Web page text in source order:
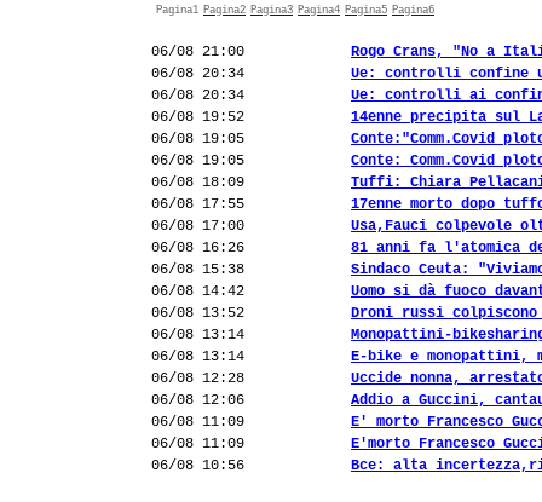
Pagina1 Pagina2 Pagina3 Pagina4 Pagina5 Pagina6
06/08 21:00
Rogo Crans, "No a
06/08 20:34
Ue: controlli confine
06/08 20:34
Ue: controlli ai
06/08 19:52
14enne precipita sul
06/08 19:05
Conte:"Comm.Covid
06/08 19:05
Conte: Comm.Covid
06/08 18:09
Tuffi: Chiara
06/08 17:55
17enne morto dopo
06/08 17:00
Usa,Fauci colpevole
06/08 16:26
81 anni fa l'atomica
06/08 15:38
Sindaco Ceuta:
06/08 14:42
Uomo si dà fuoco
06/08 13:52
Droni russi colpiscono
06/08 13:14
Monopattini-
06/08 13:14
E-bike e monopattini,
06/08 12:28
Uccide nonna,
06/08 12:06
Addio a Guccini,
06/08 11:09
E' morto Francesco
06/08 11:09
E'morto Francesco
06/08 10:56
Bce: alta